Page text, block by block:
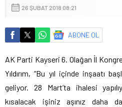
26 ŞUBAT 2018 08:21
ABONE OL
AK Parti Kayseri 6. Olağan İl
Yıldırım, “Bu yıl içinde inşaatı
geliyor. 28 Mart’ta ihalesi
kısalacak işiniz aşınız daha